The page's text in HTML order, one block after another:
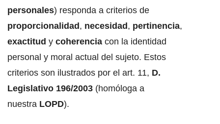
personales) responda a criterios de
proporcionalidad , necesidad , pertinencia,
exactitud y coherencia con la identidad
personal y moral actual del sujeto. Estos
criterios son ilustrados por el art. 11, D.
Legislativo 196/2003 (homóloga a
nuestra LOPD).